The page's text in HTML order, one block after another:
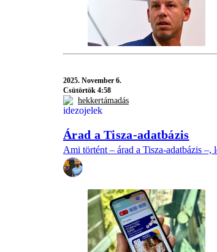
2025. November 6.
Csütörtök 4:58
hekkertámadás
Árad a Tisza-adatbázis
Ami történt – árad a Tisza-adatbázis –,